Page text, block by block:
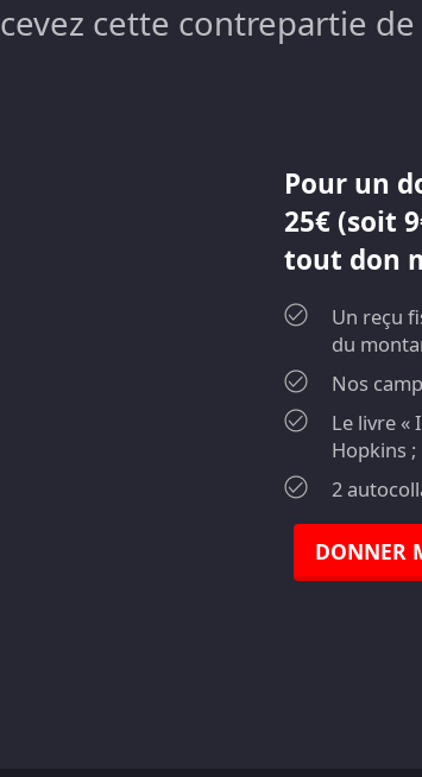
cette contrepartie
Pour un
25€ (soit
tout don
Un reçu
du
Nos
Le livre «
Hopkins ;
2
DONNER